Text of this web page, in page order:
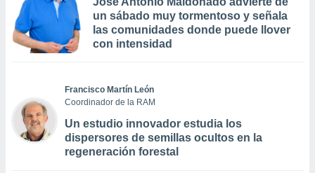
un sábado muy tormentoso y señala
las comunidades donde puede llover
con intensidad
Francisco Martín León
Coordinador de la RAM
Un estudio innovador estudia los
dispersores de semillas ocultos en la
regeneración forestal